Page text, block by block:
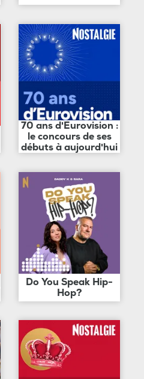
70 ans d'Eurovision :
le concours de ses
débuts à aujourd'hui
Do You Speak Hip-
Hop?